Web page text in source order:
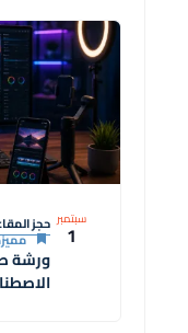
سبتمبر
1
ورشة
الاصطناعي
حجز